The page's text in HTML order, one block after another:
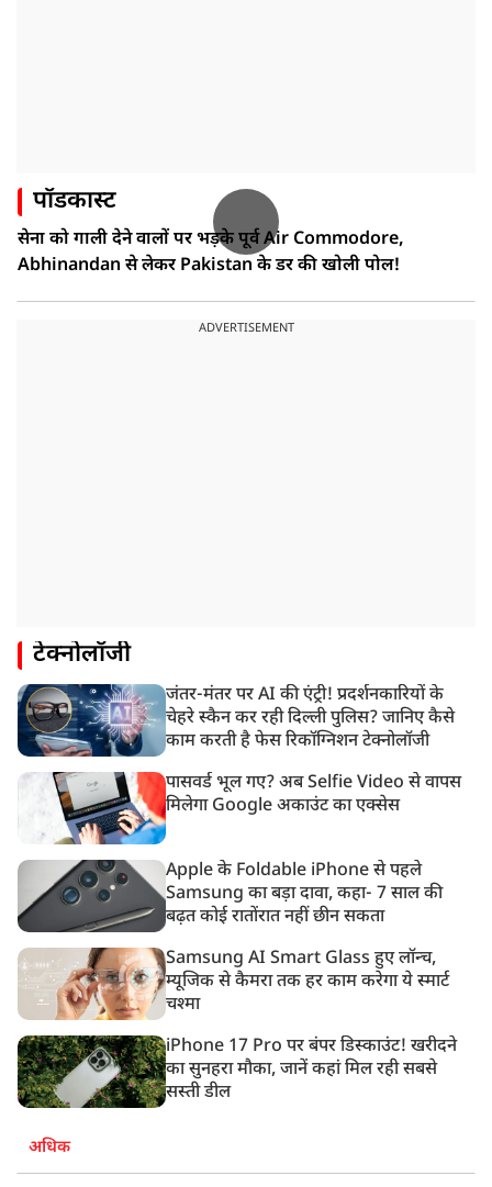
पॉडकास्ट
सेना को गाली देने वालों पर भड़के पूर्व Air Commodore,
Abhinandan से लेकर Pakistan के डर की खोली पोल!
ADVERTISEMENT
टेक्नोलॉजी
जंतर-मंतर पर AI की एंट्री! प्रदर्शनकारियों के
चेहरे स्कैन कर रही दिल्ली पुलिस? जानिए कैसे
काम करती है फेस रिकॉग्निशन टेक्नोलॉजी
पासवर्ड भूल गए? अब Selfie Video से वापस
मिलेगा Google अकाउंट का एक्सेस
Apple के Foldable iPhone से पहले
Samsung का बड़ा दावा, कहा- 7 साल की
बढ़त कोई रातोंरात नहीं छीन सकता
Samsung AI Smart Glass हुए लॉन्च,
म्यूजिक से कैमरा तक हर काम करेगा ये स्मार्ट
चश्मा
iPhone 17 Pro पर बंपर डिस्काउंट! खरीदने
का सुनहरा मौका, जानें कहां मिल रही सबसे
सस्ती डील
अधिक